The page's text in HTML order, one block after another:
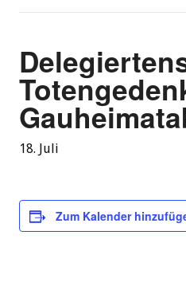
18. Juli
Zum Kalender